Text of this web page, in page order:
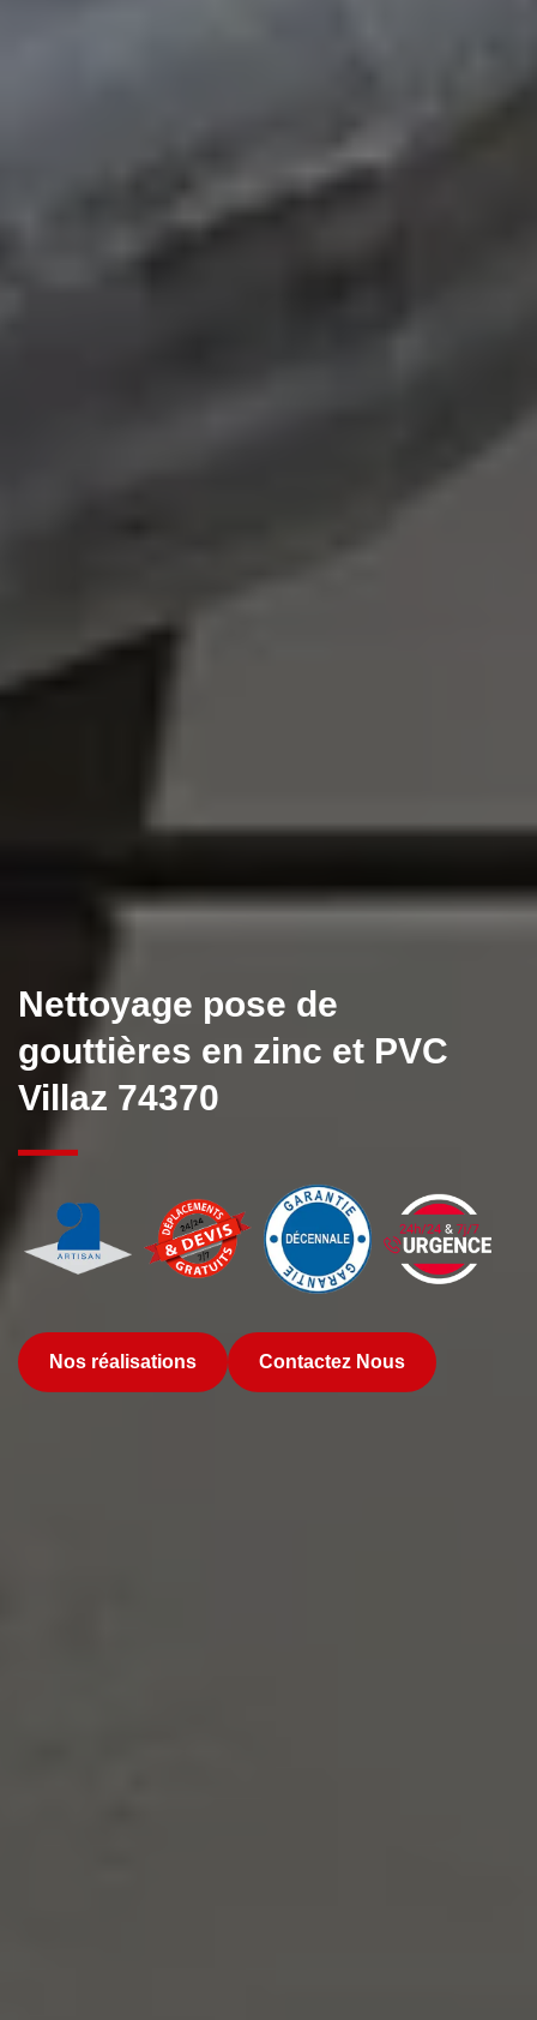
Nettoyage pose de
gouttières en zinc et PVC
Villaz 74370
Nos réalisations Contactez Nous